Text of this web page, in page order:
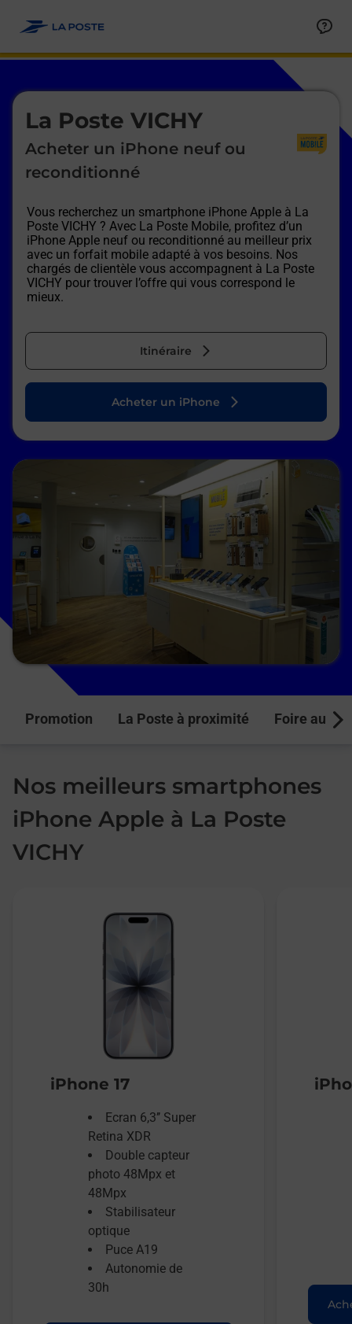
La Poste VICHY
Acheter un iPhone neuf ou
reconditionné
Vous recherchez un smartphone iPhone Apple à La
Poste VICHY ? Avec La Poste Mobile, profitez d’un
iPhone Apple neuf ou reconditionné au meilleur prix
avec un forfait mobile adapté à vos besoins. Nos
chargés de clientèle vous accompagnent à La Poste
VICHY pour trouver l’offre qui vous correspond le
mieux.
Itinéraire
Le lien s'ouvre dans un nouvel onglet
Acheter un iPhone
Promotion La Poste à proximité Foire aux
Nos meilleurs smartphones
iPhone Apple à La Poste
VICHY
iPhone 17
Ecran 6,3’’ Super
Retina XDR
Double capteur
photo 48Mpx et
48Mpx
Stabilisateur
optique
Puce A19
Autonomie de
30h